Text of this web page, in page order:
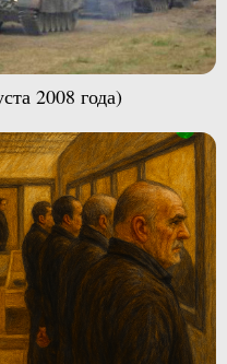
2008 года)